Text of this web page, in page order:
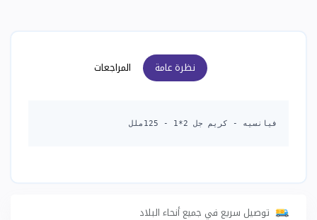
نظرة عامة المراجعات
فيانسيه - كريم جل 2*1 - 125ملل
توصيل سريع في جميع أنحاء البلاد